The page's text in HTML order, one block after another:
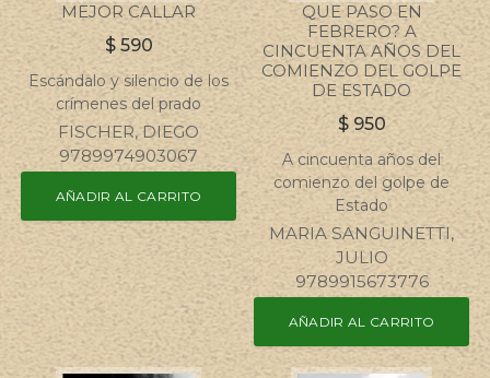
MEJOR CALLAR
$ 590
Escándalo y silencio de los
crímenes del prado
FISCHER, DIEGO
9789974903067
AÑADIR AL CARRITO
QUE PASO EN
FEBRERO? A
CINCUENTA AÑOS DEL
COMIENZO DEL GOLPE
DE ESTADO
$ 950
A cincuenta años del
comienzo del golpe de
Estado
MARIA SANGUINETTI,
JULIO
9789915673776
AÑADIR AL CARRITO